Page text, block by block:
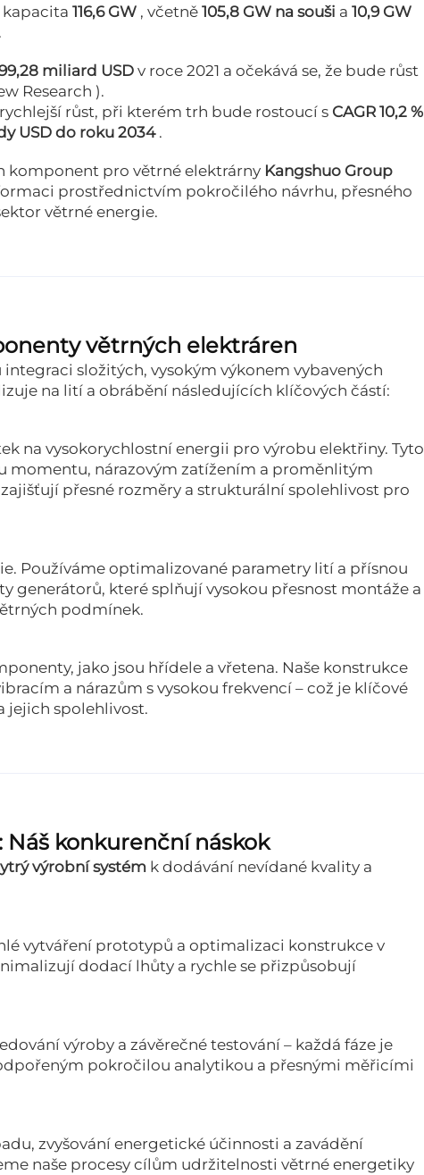
kapacita 116,6 GW , včetně 105,8 GW na souši a 10,9 GW
.
miliard USD v roce 2021 a očekává se, že bude růst
Research ).
růst, při kterém trh bude rostoucí s CAGR 10,2 %
USD do roku 2034 .
komponent pro větrné elektrárny Kangshuo Group
prostřednictvím pokročilého návrhu, přesného
větrné energie.
větrných elektráren
složitých, vysokým výkonem vybavených
na lití a obrábění následujících klíčových částí:
na vysokorychlostní energii pro výrobu elektřiny. Tyto
nárazovým zatížením a proměnlitým
přesné rozměry a strukturální spolehlivost pro
Používáme optimalizované parametry lití a přísnou
které splňují vysokou přesnost montáže a
podmínek.
jako jsou hřídele a vřetena. Naše konstrukce
a nárazům s vysokou frekvencí – což je klíčové
jejich spolehlivost.
Náš konkurenční náskok
výrobní systém k dodávání nevídané kvality a
vytváření prototypů a optimalizaci konstrukce v
dodací lhůty a rychle se přizpůsobují
výroby a závěrečné testování – každá fáze je
pokročilou analytikou a přesnými měřicími
zvyšování energetické účinnosti a zavádění
naše procesy cílům udržitelnosti větrné energetiky